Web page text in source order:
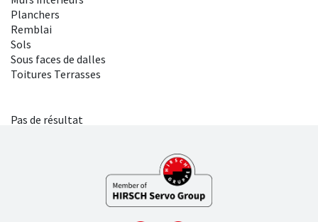
Planchers
Remblai
Sols
Sous faces de dalles
Toitures Terrasses
Pas de résultat